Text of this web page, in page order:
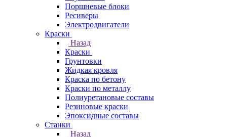
Поршневые блоки
Ресиверы
Электродвигатели
Краски
Назад
Краски
Грунтовки
Жидкая кровля
Краска по бетону
Краски по металлу
Полиуретановые составы
Резиновые краски
Эпоксидные составы
Станки
Назад